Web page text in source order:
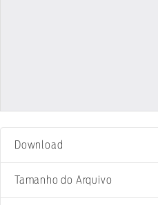
Download
Tamanho do Arquivo